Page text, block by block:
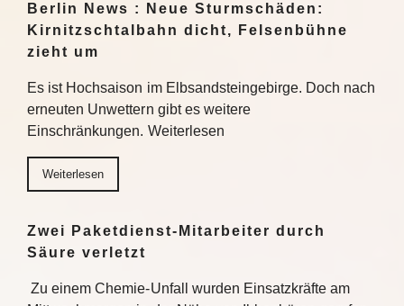
Berlin News : Neue Sturmschäden:
Kirnitzschtalbahn dicht, Felsenbühne
zieht um
Es ist Hochsaison im Elbsandsteingebirge. Doch nach
erneuten Unwettern gibt es weitere
Einschränkungen. Weiterlesen
Weiterlesen
Zwei Paketdienst-Mitarbeiter durch
Säure verletzt
Zu einem Chemie-Unfall wurden Einsatzkräfte am